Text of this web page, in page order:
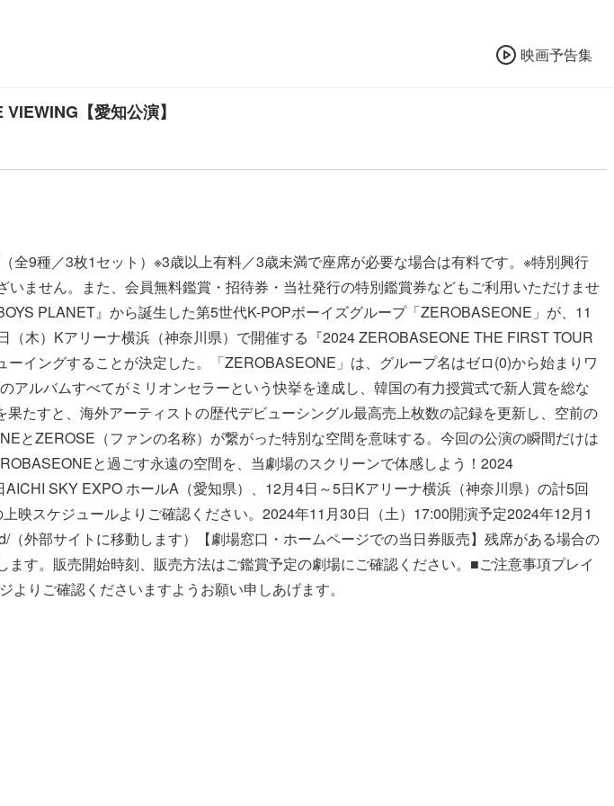
映画予告集
【愛知公演】
全9種／3枚1セット）※3歳以上有料／3歳未満で座席が必要な場合は有料です。※特別興行
ません。また、会員無料鑑賞・招待券・当社発行の特別鑑賞券などもご利用いただけませ
PLANET』から誕生した第5世代K-POPボーイズグループ「ZEROBASEONE」が、11
木）Kアリーナ横浜（神奈川県）で開催する『2024 ZEROBASEONE THE FIRST TOUR
イングすることが決定した。「ZEROBASEONE」は、グループ名はゼロ(0)から始まりワ
ルバムすべてがミリオンセラーという快挙を達成し、韓国の有力授賞式で新人賞を総な
たすと、海外アーティストの歴代デビューシングル最高売上枚数の記録を更新し、空前の
とZEROSE（ファンの名称）が繋がった特別な空間を意味する。今回の公演の瞬間だけは
と過ごす永遠の空間を、当劇場のスクリーンで体感しよう！2024
SKY EXPO ホールA（愛知県）、12月4日～5日Kアリーナ横浜（神奈川県）の計5回
スケジュールよりご確認ください。2024年11月30日（土）17:00開演予定2024年12月1
外部サイトに移動します）【劇場窓口・ホームページでの当日券販売】残席がある場合の
す。販売開始時刻、販売方法はご鑑賞予定の劇場にご確認ください。■ご注意事項プレイ
りご確認くださいますようお願い申しあげます。